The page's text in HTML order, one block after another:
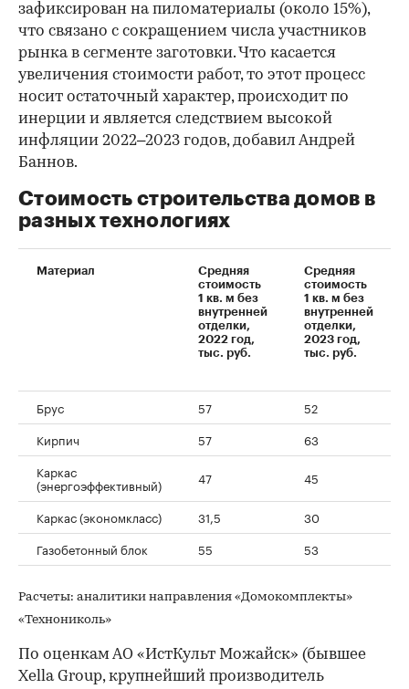
зафиксирован на пиломатериалы (около 15%),
что связано с сокращением числа участников
рынка в сегменте заготовки. Что касается
увеличения стоимости работ, то этот процесс
носит остаточный характер, происходит по
инерции и является следствием высокой
инфляции 2022–2023 годов, добавил Андрей
Баннов.
Стоимость строительства домов в
разных технологиях
Материал
Средняя
стоимость
1 кв. м без
внутренней
отделки,
2022 год,
тыс. руб.
Средняя
стоимость
1 кв. м без
внутренней
отделки,
2023 год,
тыс. руб.
Брус 57
52
Кирпич
57
63
Каркас
(энергоэффективный) 47 45
Каркас (экономкласс) 31,5
30
Газобетонный блок
55 53
Расчеты: аналитики направления «Домокомплекты»
«Технониколь»
По оценкам АО «ИстКульт Можайск» (бывшее
Xella Group, крупнейший производитель